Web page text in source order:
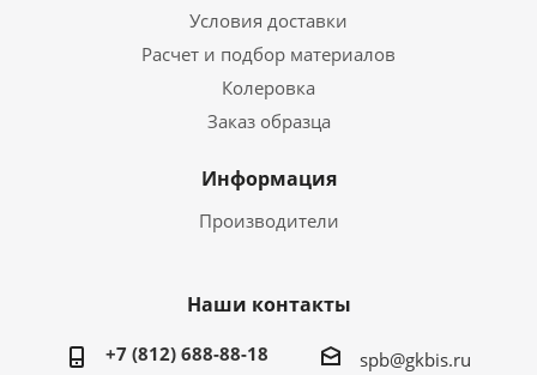
Условия доставки
Расчет и подбор материалов
Колеровка
Заказ образца
Информация
Производители
Наши контакты
+7 (812) 688-88-18 spb@gkbis.ru